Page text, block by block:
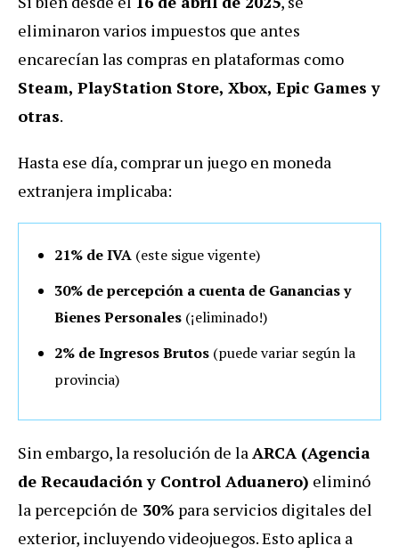
eliminaron varios impuestos que antes
encarecían las compras en plataformas como
Steam, PlayStation Store, Xbox, Epic Games y
otras.
Hasta ese día, comprar un juego en moneda
extranjera implicaba:
21% de IVA (este sigue vigente)
30% de percepción a cuenta de Ganancias y
Bienes Personales (¡eliminado!)
2% de Ingresos Brutos (puede variar según la
provincia)
Sin embargo, la resolución de la ARCA (Agencia
de Recaudación y Control Aduanero) eliminó
la percepción de 30% para servicios digitales del
exterior, incluyendo videojuegos. Esto aplica a